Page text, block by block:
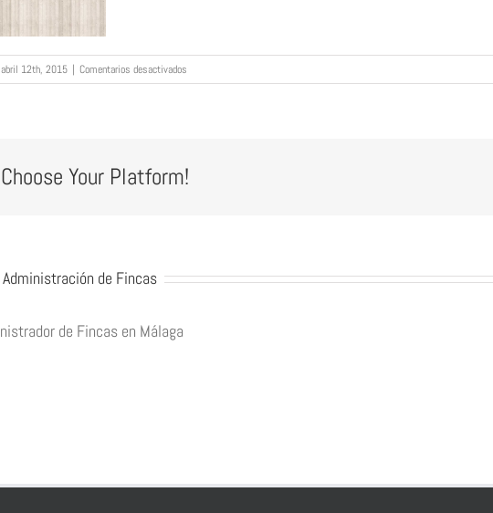
abril 12th, 2015 | Comentarios desactivados
slide_5.jpg
Your Platform!
de Fincas
de Fincas en Málaga